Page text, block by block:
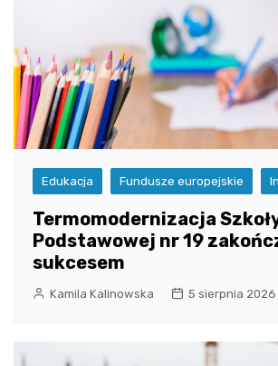
Edukacja Fundusze europejskie
Termomodernizacja
Podstawowej nr 19
sukcesem
Kamila Kalinowska 5 sierpnia 2026